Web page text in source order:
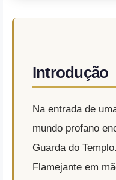
Introdução
Na entrada de
mundo profano
Guarda do
Flamejante em